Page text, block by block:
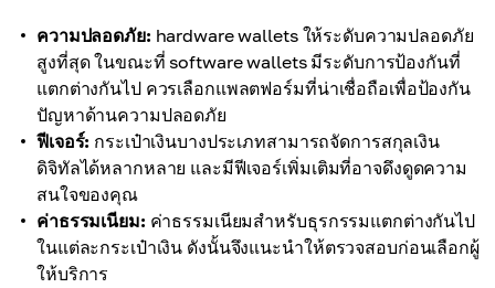
ความปลอดภัย: hardware wallets ให้ระดับความปลอดภัย
สูงที่สุด ในขณะที่ software wallets มีระดับการป้องกันที่
แตกต่างกันไป ควรเลือกแพลตฟอร์มที่น่าเชื่อถือเพื่อป้องกัน
ปัญหาด้านความปลอดภัย
ฟีเจอร์: กระเป๋าเงินบางประเภทสามารถจัดการสกุลเงิน
ดิจิทัลได้หลากหลาย และมีฟีเจอร์เพิ่มเติมที่อาจดึงดูดความ
สนใจของคุณ
ค่าธรรมเนียม: ค่าธรรมเนียมสำหรับธุรกรรมแตกต่างกันไป
ในแต่ละกระเป๋าเงิน ดังนั้นจึงแนะนำให้ตรวจสอบก่อนเลือกผู้
ให้บริการ